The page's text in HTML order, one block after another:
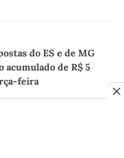
do ES e de MG
de R$ 5
feira